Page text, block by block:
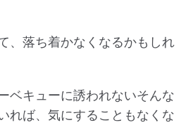
、落ち着かなくなるかもしれ
ベキューに誘われないそんな
れば、気にすることもなくな